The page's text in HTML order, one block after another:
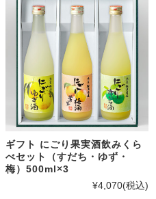
ギフト にごり果実酒飲みくら
べセット（すだち・ゆず・
梅）500ml×3
¥4,070(税込)